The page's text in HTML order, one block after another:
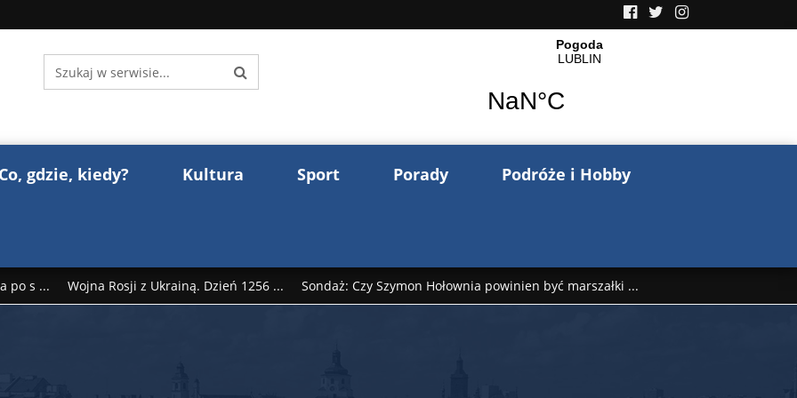
Co, gdzie, kiedy? Kultura Sport Porady Podróże i Hobby
po s ... Wojna Rosji z Ukrainą. Dzień 1256 ... Sondaż: Czy Szymon Hołownia powinien być marszałki ...